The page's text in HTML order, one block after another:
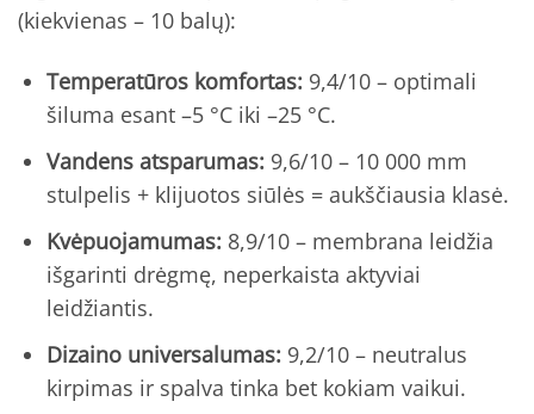
(kiekvienas – 10 balų):
Temperatūros komfortas: 9,4/10 – optimali
šiluma esant –5 °C iki –25 °C.
Vandens atsparumas: 9,6/10 – 10 000 mm
stulpelis + klijuotos siūlės = aukščiausia klasė.
Kvėpuojamumas: 8,9/10 – membrana leidžia
išgarinti drėgmę, neperkaista aktyviai
leidžiantis.
Dizaino universalumas: 9,2/10 – neutralus
kirpimas ir spalva tinka bet kokiam vaikui.